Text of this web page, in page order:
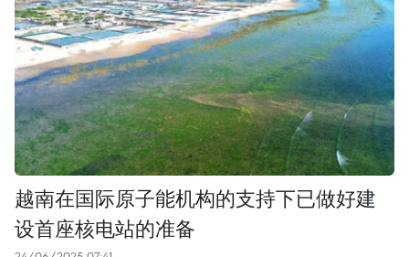
越南在国际原子能机构的支持下已做好建
设首座核电站的准备